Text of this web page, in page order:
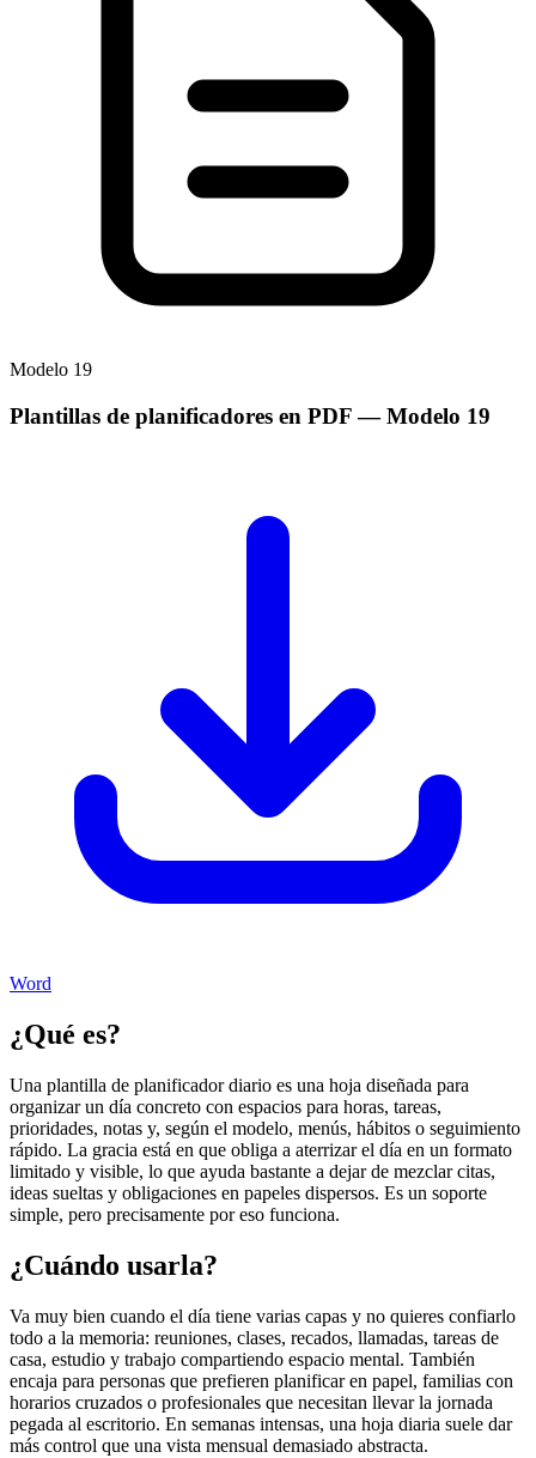
Modelo 19
Plantillas de planificadores en PDF— Modelo 19
Word
¿Qué es?
Una plantilla de planificador diario es una hoja diseñada para
organizar un día concreto con espacios para horas, tareas,
prioridades, notas y, según el modelo, menús, hábitos o seguimiento
rápido. La gracia está en que obliga a aterrizar el día en un formato
limitado y visible, lo que ayuda bastante a dejar de mezclar citas,
ideas sueltas y obligaciones en papeles dispersos. Es un soporte
simple, pero precisamente por eso funciona.
¿Cuándo usarla?
Va muy bien cuando el día tiene varias capas y no quieres confiarlo
todo a la memoria: reuniones, clases, recados, llamadas, tareas de
casa, estudio y trabajo compartiendo espacio mental. También
encaja para personas que prefieren planificar en papel, familias con
horarios cruzados o profesionales que necesitan llevar la jornada
pegada al escritorio. En semanas intensas, una hoja diaria suele dar
más control que una vista mensual demasiado abstracta.